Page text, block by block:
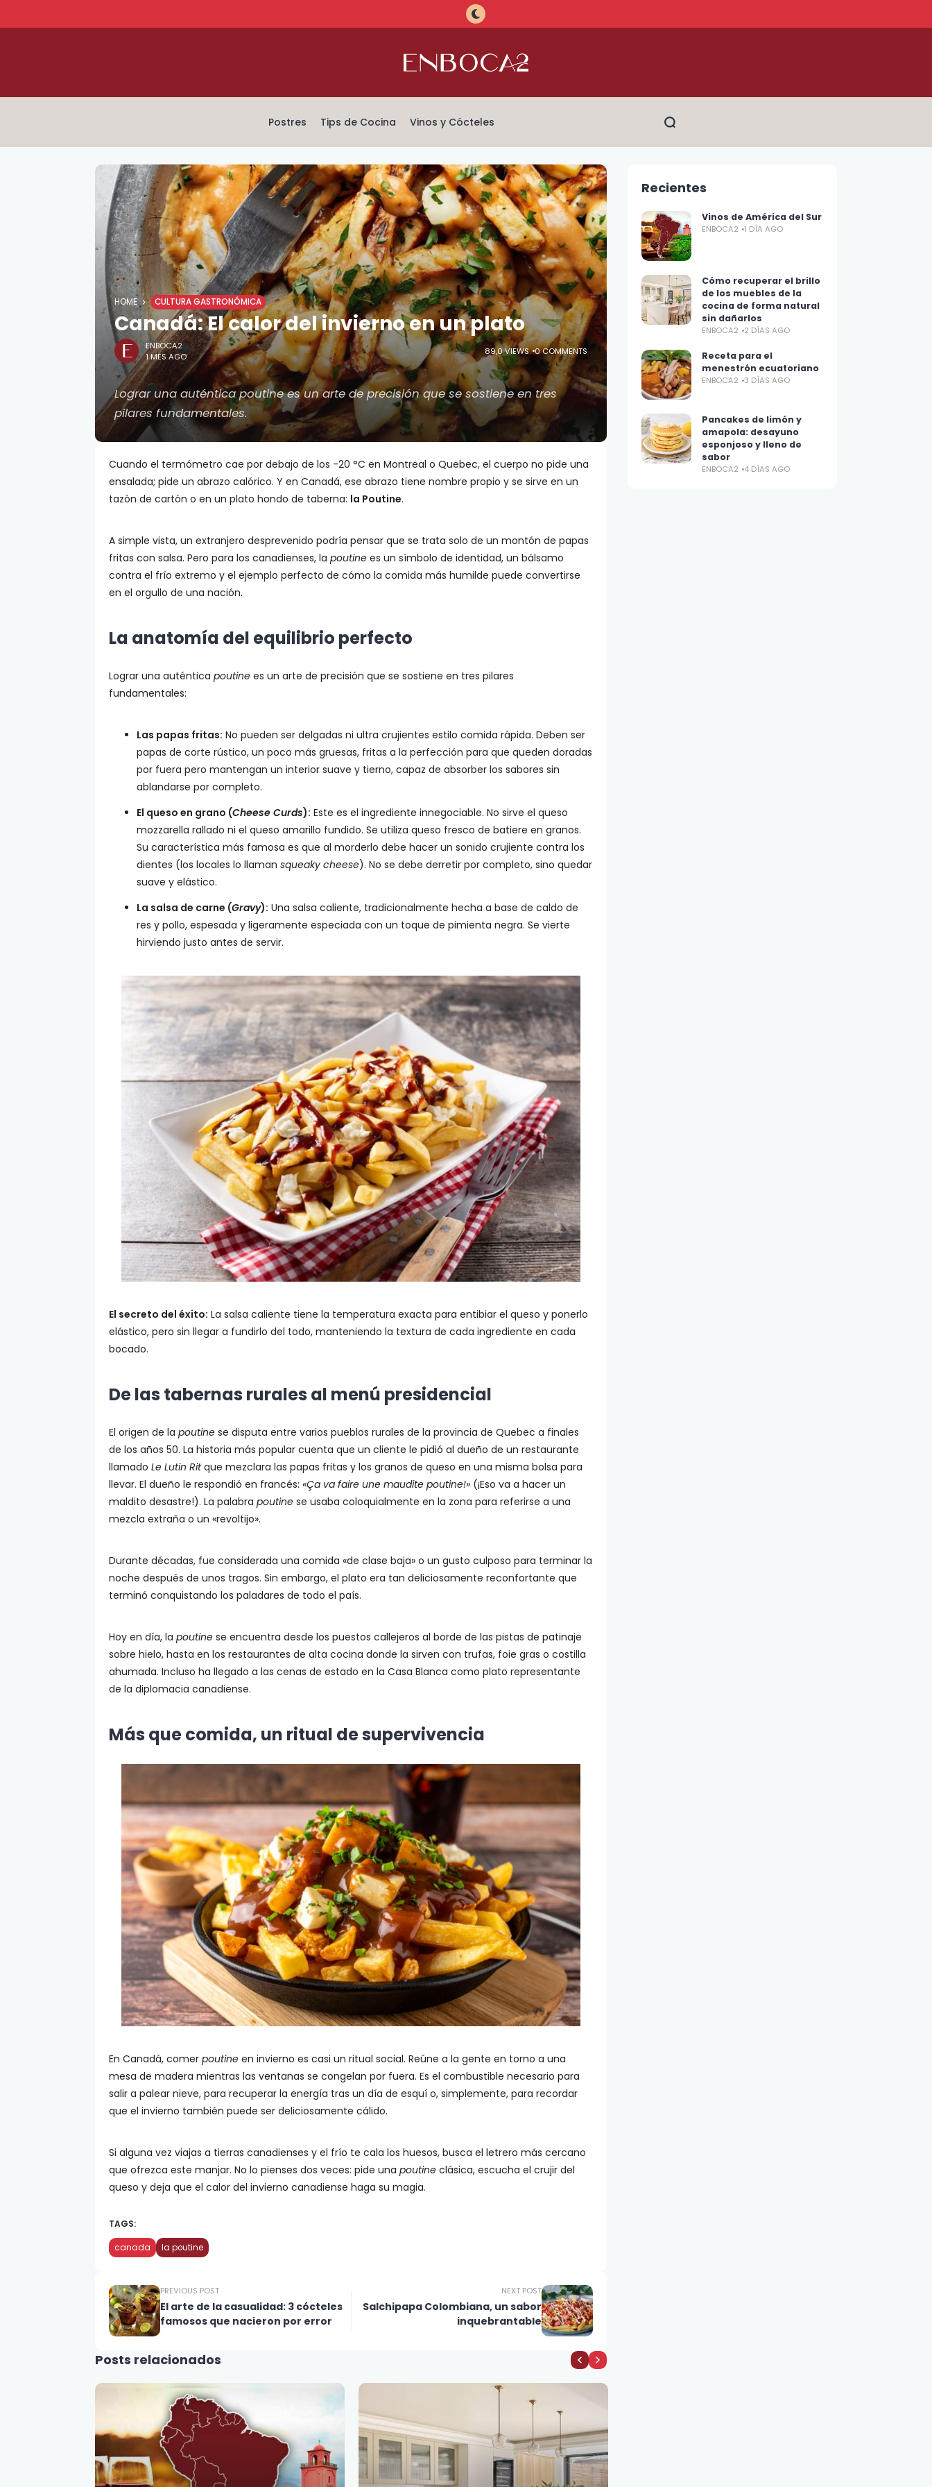
Postres Tips de Cocina Vinos y Cócteles
HOME CULTURA GASTRONÓMICA
Canadá: El calor del invierno en un plato
ENBOCA2
1 MES AGO
89,0 VIEWS 0 COMMENTS
Lograr una auténtica poutine es un arte de precisión que se sostiene en tres
pilares fundamentales.
Cuando el termómetro cae por debajo de los -20 °C en Montreal o Quebec, el cuerpo no pide una
ensalada; pide un abrazo calórico. Y en Canadá, ese abrazo tiene nombre propio y se sirve en un
tazón de cartón o en un plato hondo de taberna: la Poutine.
A simple vista, un extranjero desprevenido podría pensar que se trata solo de un montón de papas
fritas con salsa. Pero para los canadienses, la poutine es un símbolo de identidad, un bálsamo
contra el frío extremo y el ejemplo perfecto de cómo la comida más humilde puede convertirse
en el orgullo de una nación.
La anatomía del equilibrio perfecto
Lograr una auténtica poutine es un arte de precisión que se sostiene en tres pilares
fundamentales:
Las papas fritas: No pueden ser delgadas ni ultra crujientes estilo comida rápida. Deben ser
papas de corte rústico, un poco más gruesas, fritas a la perfección para que queden doradas
por fuera pero mantengan un interior suave y tierno, capaz de absorber los sabores sin
ablandarse por completo.
El queso en grano (Cheese Curds): Este es el ingrediente innegociable. No sirve el queso
mozzarella rallado ni el queso amarillo fundido. Se utiliza queso fresco de batiere en granos.
Su característica más famosa es que al morderlo debe hacer un sonido crujiente contra los
dientes (los locales lo llaman squeaky cheese). No se debe derretir por completo, sino quedar
suave y elástico.
La salsa de carne (Gravy): Una salsa caliente, tradicionalmente hecha a base de caldo de
res y pollo, espesada y ligeramente especiada con un toque de pimienta negra. Se vierte
hirviendo justo antes de servir.
El secreto del éxito: La salsa caliente tiene la temperatura exacta para entibiar el queso y ponerlo
elástico, pero sin llegar a fundirlo del todo, manteniendo la textura de cada ingrediente en cada
bocado.
De las tabernas rurales al menú presidencial
El origen de la poutine se disputa entre varios pueblos rurales de la provincia de Quebec a finales
de los años 50. La historia más popular cuenta que un cliente le pidió al dueño de un restaurante
llamado Le Lutin Ritque mezclara las papas fritas y los granos de queso en una misma bolsa para
llevar. El dueño le respondió en francés: «Ça va faire une maudite poutine!» (¡Eso va a hacer un
maldito desastre!). La palabra poutine se usaba coloquialmente en la zona para referirse a una
mezcla extraña o un «revoltijo».
Durante décadas, fue considerada una comida «de clase baja» o un gusto culposo para terminar la
noche después de unos tragos. Sin embargo, el plato era tan deliciosamente reconfortante que
terminó conquistando los paladares de todo el país.
Hoy en día, la poutine se encuentra desde los puestos callejeros al borde de las pistas de patinaje
sobre hielo, hasta en los restaurantes de alta cocina donde la sirven con trufas, foie gras o costilla
ahumada. Incluso ha llegado a las cenas de estado en la Casa Blanca como plato representante
de la diplomacia canadiense.
Más que comida, un ritual de supervivencia
En Canadá, comer poutine en invierno es casi un ritual social. Reúne a la gente en torno a una
mesa de madera mientras las ventanas se congelan por fuera. Es el combustible necesario para
salir a palear nieve, para recuperar la energía tras un día de esquí o, simplemente, para recordar
que el invierno también puede ser deliciosamente cálido.
Si alguna vez viajas a tierras canadienses y el frío te cala los huesos, busca el letrero más cercano
que ofrezca este manjar. No lo pienses dos veces: pide una poutine clásica, escucha el crujir del
queso y deja que el calor del invierno canadiense haga su magia.
TAGS:
canada la poutine
PREVIOUS POST
El arte de la casualidad: 3 cócteles
famosos que nacieron por error
NEXT POST
Salchipapa Colombiana, un sabor
inquebrantable
Posts relacionados
Recientes
Vinos de América del Sur
ENBOCA2 1 DÍA AGO
Cómo recuperar el brillo
de los muebles de la
cocina de forma natural
sin dañarlos
ENBOCA2 2 DÍAS AGO
Receta para el
menestrón ecuatoriano
ENBOCA2 3 DÍAS AGO
Pancakes de limón y
amapola: desayuno
esponjoso y lleno de
sabor
ENBOCA2 4 DÍAS AGO